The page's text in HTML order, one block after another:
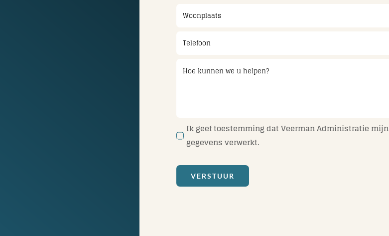
Ik geef toestemming dat Veerman Administratie mijn
gegevens verwerkt.
VERSTUUR